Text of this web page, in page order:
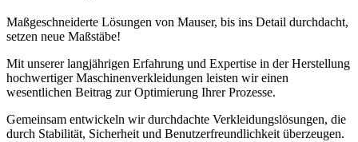
Maßgeschneiderte Lösungen von Mauser, bis ins Detail durchdacht,
setzen neue Maßstäbe!
Mit unserer langjährigen Erfahrung und Expertise in der Herstellung
hochwertiger Maschinenverkleidungen leisten wir einen
wesentlichen Beitrag zur Optimierung Ihrer Prozesse.
Gemeinsam entwickeln wir durchdachte Verkleidungslösungen, die
durch Stabilität, Sicherheit und Benutzerfreundlichkeit überzeugen.